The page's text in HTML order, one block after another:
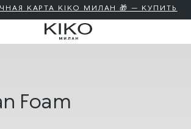
КАРТА KIKO МИЛАН 🎁 — КУПИТЬ
Foam